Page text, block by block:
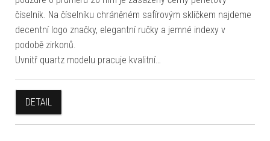
číselník. Na číselníku chráněném safírovým sklíčkem najdeme
decentní logo značky, elegantní ručky a jemné indexy v
podobě zirkonů.
Uvnitř quartz modelu pracuje kvalitní…
DETAIL